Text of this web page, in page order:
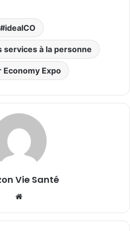
idealCO
services à la personne
Economy Expo
Vie Santé